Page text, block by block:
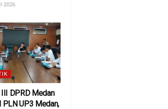
2026
DPRD Medan
PLN UP3 Medan,